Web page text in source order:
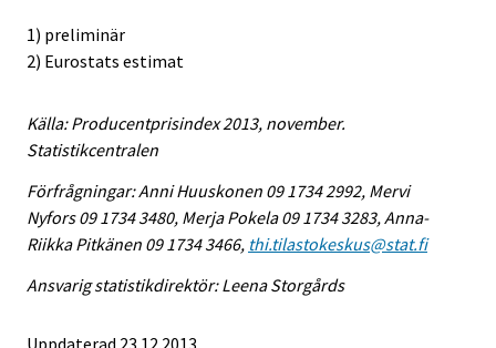
1) preliminär
2) Eurostats estimat
Källa: Producentprisindex 2013, november.
Statistikcentralen
Förfrågningar: Anni Huuskonen 09 1734 2992, Mervi
Nyfors 09 1734 3480, Merja Pokela 09 1734 3283, Anna-
Riikka Pitkänen 09 1734 3466, thi.tilastokeskus@stat.fi
Ansvarig statistikdirektör: Leena Storgårds
Uppdaterad 23.12.2013